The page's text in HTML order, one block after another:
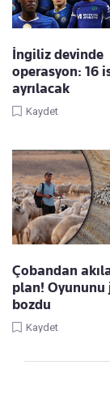
İngiliz devinde
operasyon: 16
ayrılacak
Kaydet
Çobandan
plan! Oyununu
bozdu
Kaydet